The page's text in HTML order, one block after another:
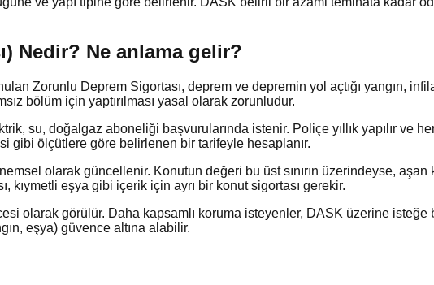
Nedir? Ne anlama gelir?
Zorunlu Deprem Sigortası, deprem ve depremin yol açtığı yangın,
bölüm için yaptırılması yasal olarak zorunludur.
su, doğalgaz aboneliği başvurularında istenir. Poliçe yıllık yapılır ve
gibi ölçütlere göre belirlenen bir tarifeyle hesaplanır.
olarak güncellenir. Konutun değeri bu üst sınırın üzerindeyse, aşan
kıymetli eşya gibi içerik için ayrı bir konut sigortası gerekir.
olarak görülür. Daha kapsamlı koruma isteyenler, DASK üzerine
eşya) güvence altına alabilir.